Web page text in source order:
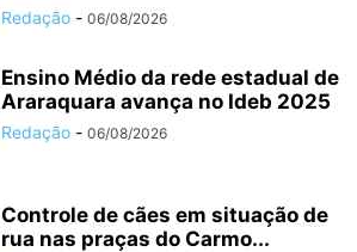
Redação - 06/08/2026
Ensino Médio da rede estadual de
Araraquara avança no Ideb 2025
Redação - 06/08/2026
Controle de cães em situação de
rua nas praças do Carmo...